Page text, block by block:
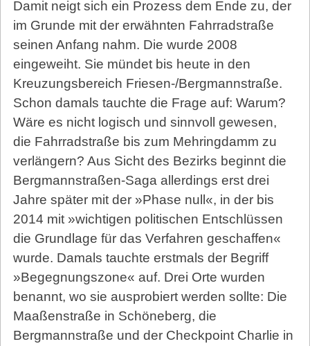
Damit neigt sich ein Prozess dem Ende zu, der
im Grunde mit der erwähnten Fahrradstraße
seinen Anfang nahm. Die wurde 2008
eingeweiht. Sie mündet bis heute in den
Kreuzungsbereich Friesen-/Bergmannstraße.
Schon damals tauchte die Frage auf: Warum?
Wäre es nicht logisch und sinnvoll gewesen,
die Fahrradstraße bis zum Mehringdamm zu
verlängern? Aus Sicht des Bezirks beginnt die
Bergmannstraßen-Saga allerdings erst drei
Jahre später mit der »Phase null«, in der bis
2014 mit »wichtigen politischen Entschlüssen
die Grundlage für das Verfahren geschaffen«
wurde. Damals tauchte erstmals der Begriff
»Begegnungszone« auf. Drei Orte wurden
benannt, wo sie ausprobiert werden sollte: Die
Maaßenstraße in Schöneberg, die
Bergmannstraße und der Checkpoint Charlie in